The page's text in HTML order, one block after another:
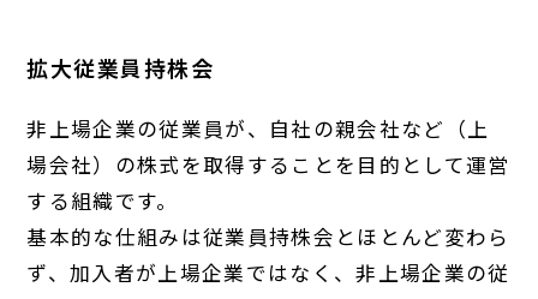
拡大従業員持株会
非上場企業の従業員が、自社の親会社など（上
場会社）の株式を取得することを目的として運営
する組織です。
基本的な仕組みは従業員持株会とほとんど変わら
ず、加入者が上場企業ではなく、非上場企業の従